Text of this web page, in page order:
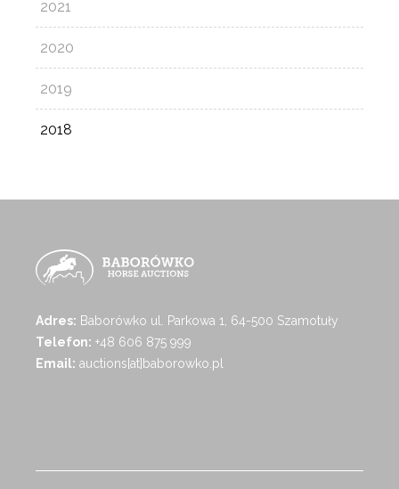
2021
2020
2019
2018
Adres: Baborówko ul. Parkowa 1, 64-500 Szamotuły
Telefon: +48 606 875 999
Email: auctions[at]baborowko.pl